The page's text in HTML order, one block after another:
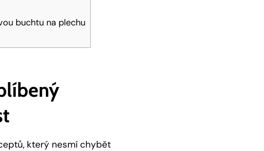
buchtu na plechu
který nesmí chybět